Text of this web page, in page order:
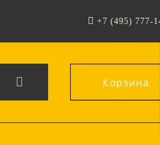
+7 (495) 777-
Корзина